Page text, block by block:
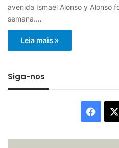
avenida Ismael Alonso y Alonso
semana.…
Leia mais »
Siga-nos